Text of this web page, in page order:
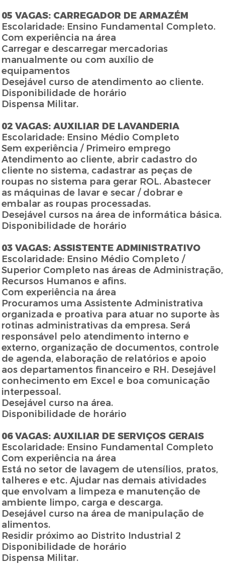
05 VAGAS: CARREGADOR DE ARMAZÉM
Escolaridade: Ensino Fundamental Completo.
Com experiência na área
Carregar e descarregar mercadorias
manualmente ou com auxílio de
equipamentos
Desejável curso de atendimento ao cliente.
Disponibilidade de horário
Dispensa Militar.
02 VAGAS: AUXILIAR DE LAVANDERIA
Escolaridade: Ensino Médio Completo
Sem experiência / Primeiro emprego
Atendimento ao cliente, abrir cadastro do
cliente no sistema, cadastrar as peças de
roupas no sistema para gerar ROL. Abastecer
as máquinas de lavar e secar / dobrar e
embalar as roupas processadas.
Desejável cursos na área de informática básica.
Disponibilidade de horário
03 VAGAS: ASSISTENTE ADMINISTRATIVO
Escolaridade: Ensino Médio Completo /
Superior Completo nas áreas de Administração,
Recursos Humanos e afins.
Com experiência na área
Procuramos uma Assistente Administrativa
organizada e proativa para atuar no suporte às
rotinas administrativas da empresa. Será
responsável pelo atendimento interno e
externo, organização de documentos, controle
de agenda, elaboração de relatórios e apoio
aos departamentos financeiro e RH. Desejável
conhecimento em Excel e boa comunicação
interpessoal.
Desejável curso na área.
Disponibilidade de horário
06 VAGAS: AUXILIAR DE SERVIÇOS GERAIS
Escolaridade: Ensino Fundamental Completo
Com experiência na área
Está no setor de lavagem de utensílios, pratos,
talheres e etc. Ajudar nas demais atividades
que envolvam a limpeza e manutenção de
ambiente limpo, carga e descarga.
Desejável curso na área de manipulação de
alimentos.
Residir próximo ao Distrito Industrial 2
Disponibilidade de horário
Dispensa Militar.